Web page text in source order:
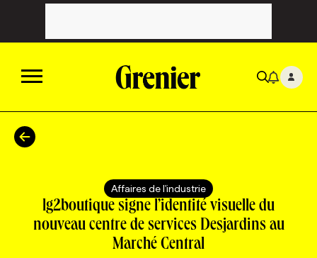
ACTUALITÉS
CATÉGORIES
TOUTES LES CATÉGORIES
CHRONIQUES
FORFAITS ABONNEMENT
INFOLETTRES
Affaires de l'industrie
lg2boutique signe l’identité visuelle du
nouveau centre de services Desjardins au
Marché Central